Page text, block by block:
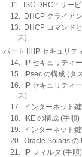
11. ISC DHCP サー
12. DHCP クライア
13. DHCP コマンド
ス)
パート III IP セキュリテ
14. IP セキュリティ
15. IPsec の構成 (タ
16. IP セキュリティ
ス)
17. インターネット
18. IKE の構成 (手順)
19. インターネット
20. Oracle Solaris の
21. IP フィルタ (手順)